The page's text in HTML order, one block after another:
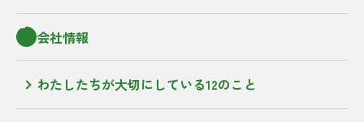
会社情報
わたしたちが大切にしている12のこと